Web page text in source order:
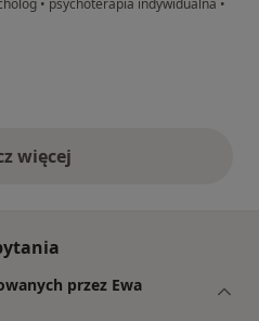
• psychoterapia indywidualna •
więcej
opinie powyżej
przez Ewa